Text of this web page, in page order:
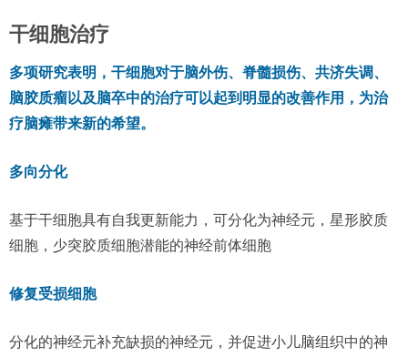
干细胞治疗
多项研究表明，干细胞对于脑外伤、脊髓损伤、共济失调、
脑胶质瘤以及脑卒中的治疗可以起到明显的改善作用，为治
疗脑瘫带来新的希望。
多向分化
基于干细胞具有自我更新能力，可分化为神经元，星形胶质
细胞，少突胶质细胞潜能的神经前体细胞
修复受损细胞
分化的神经元补充缺损的神经元，并促进小儿脑组织中的神